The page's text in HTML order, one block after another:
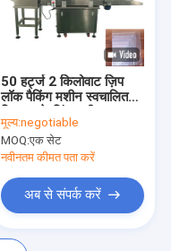
50 हर्ट्ज 2 किलोवाट ज़िप
लॉक पैकिंग मशीन स्वचालित
मूल्य:negotiable
MOQ:एक सेट
नवीनतम कीमत पता करें
अब से संपर्क करें